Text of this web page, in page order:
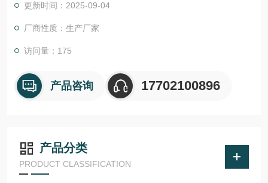
更新时间：2025-09-04
厂商性质：生产厂家
访问量：175
产品咨询 17702100896
产品分类
PRODUCT CLASSIFICATION